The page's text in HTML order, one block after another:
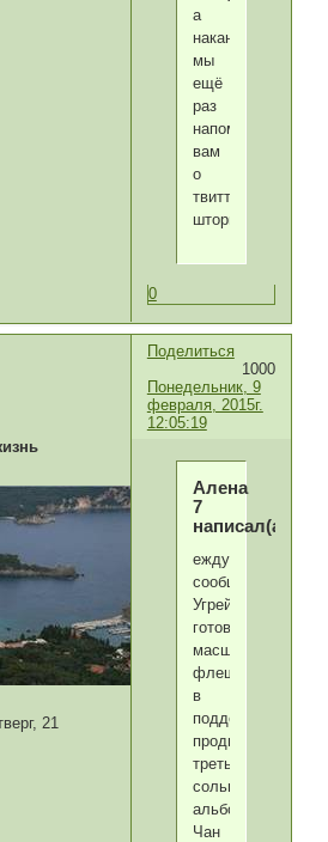
а
накануне,
мы
ещё
раз
напомним
вам
о
твитт-
шторме.
0
Поделиться
1000
Понедельник, 9
февраля, 2015г.
12:05:19
21
Алена
7
написал(а):
еждународное
сообщество
Угрей
готовит
масштабный
флешмоб
в
поддержку
продвижения
третьего
сольного
альбома
Чан